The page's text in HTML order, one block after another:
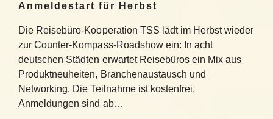
Anmeldestart für Herbst
Die Reisebüro-Kooperation TSS lädt im Herbst wieder
zur Counter-Kompass-Roadshow ein: In acht
deutschen Städten erwartet Reisebüros ein Mix aus
Produktneuheiten, Branchenaustausch und
Networking. Die Teilnahme ist kostenfrei,
Anmeldungen sind ab…